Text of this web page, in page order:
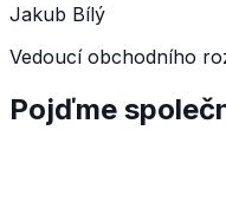
Jakub Bílý
Vedoucí obchodního
Pojďme